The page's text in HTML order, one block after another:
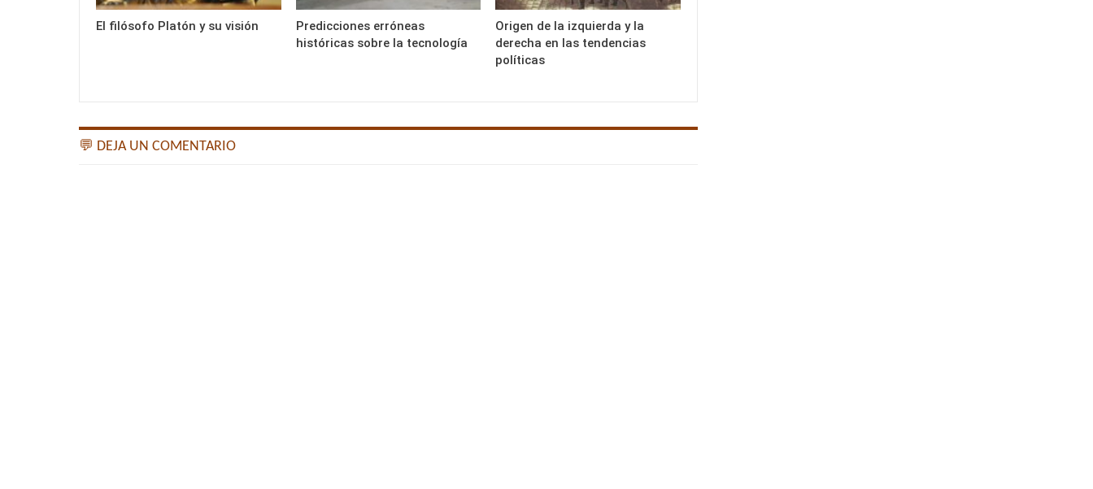
El filósofo Platón y su visión
Predicciones erróneas
históricas sobre la tecnología
Origen de la izquierda y la
derecha en las tendencias
políticas
💬 DEJA UN COMENTARIO